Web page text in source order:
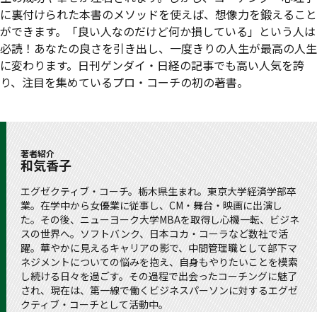
に裏付けられた本書のメソッドを使えば、想像力を鍛えること
ができます。「良い人なのだけど何か損している」という人は
必読！あなたの良さを引き出し、一度きりの人生が最高の人生
に変わります。日刊ゲンダイ・日経の記事でも高い人気を誇
り、注目を集めているプロ・コーチの初の著書。
著者紹介
和気香子
エグゼクティブ・コーチ。栃木県生まれ。東京大学経済学部卒
業。在学中から女優業に従事し、CM・舞台・映画に出演し
た。その後、ニューヨーク大学MBAを取得し心機一転、ビジネ
スの世界へ。ソフトバンク、日本コカ・コーラなど数社で活
躍。華やかに見えるキャリアの影で、中間管理職として部下マ
ネジメントについての悩みを抱え、自身もやりたいことを模索
し続ける日々を過ごす。その過程で出会ったコーチングに魅了
され、現在は、第一線で働くビジネスパーソンに対するエグゼ
クティブ・コーチとして活動中。